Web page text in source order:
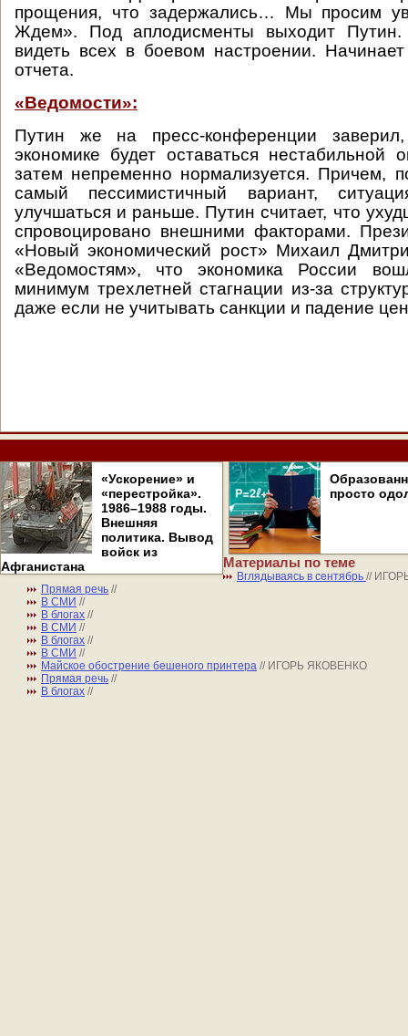
прощения, что задержались… Мы просим
Ждем». Под аплодисменты выходит Путин.
видеть всех в боевом настроении. Начинает
отчета.
«Ведомости»:
Путин же на пресс-конференции
экономике будет оставаться нестабильной
затем непременно нормализуется. Причем,
самый пессимистичный вариант,
улучшаться и раньше. Путин считает, что
спровоцировано внешними факторами.
«Новый экономический рост» Михаил
«Ведомостям», что экономика России
минимум трехлетней стагнации из-за
даже если не учитывать санкции и падение
«Ускорение» и
«перестройка».
1986–1988 годы.
Внешняя
политика. Вывод
войск из
Афганистана
просто
Материалы по теме
Вглядываясь в сентябрь //
Прямая речь //
В СМИ //
В блогах //
В СМИ //
В блогах //
В СМИ //
Майское обострение бешеного принтера // ИГОРЬ ЯКОВЕНКО
Прямая речь //
В блогах //